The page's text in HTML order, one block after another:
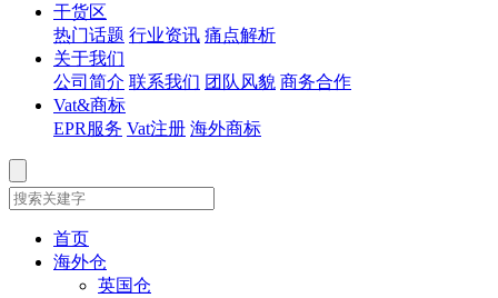
干货区
热门话题 行业资讯 痛点解析
关于我们
公司简介 联系我们 团队风貌 商务合作
Vat&商标
EPR服务 Vat注册 海外商标
首页
海外仓
英国仓